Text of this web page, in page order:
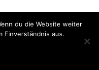
du die Website weiter
Einverständnis aus.